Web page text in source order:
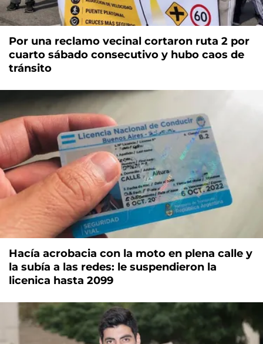
Por una reclamo vecinal cortaron ruta 2 por
cuarto sábado consecutivo y hubo caos de
tránsito
Hacía acrobacia con la moto en plena calle y
la subía a las redes: le suspendieron la
licenica hasta 2099